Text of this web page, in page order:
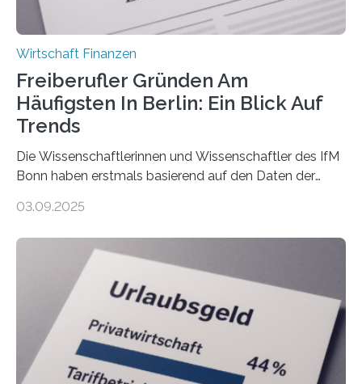
Wirtschaft Finanzen
Freiberufler Gründen Am
Häufigsten In Berlin: Ein Blick Auf
Trends
Die Wissenschaftlerinnen und Wissenschaftler des IfM
Bonn haben erstmals basierend auf den Daten der
Landkreise mit den meisten Gründungen von
ist demnach Berlin. Betrachtet man nur die Gründungen
der Freiberuflerinnen, so liegt Leipzig an der Spitze. In
Berlin starteten in 2024 die meisten Personen in eine
eigene freiberufliche Existenz, dahinter folgten die
Städte Hamburg, München und Köln. Betrachtet man
hingegen die Existenzgründungsintensität – die Anzahl
der freiberuflichen Gründungen je…
03.09.2025